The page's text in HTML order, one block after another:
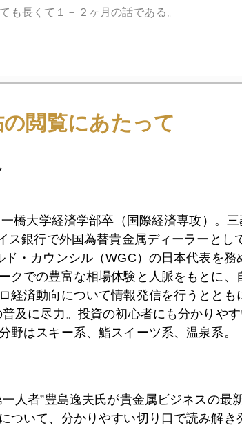
も長くて１－２ヶ月の話である。
収縮。
スク
。
250トン売却計画発表
閲覧にあたって
橋大学経済学部卒（国際経済専攻）。
ス銀行で外国為替貴金属ディーラーとし
・カウンシル（WGC）の日本代表を務
クでの豊富な相場体験と人脈をもとに、
経済動向について情報発信を行うととも
及に尽力。投資の初心者にも分かりや
野はスキー系、鮨スイーツ系、温泉系。
人者”豊島逸夫氏が貴金属ビジネスの最
ついて、分かりやすい切り口で読み解き